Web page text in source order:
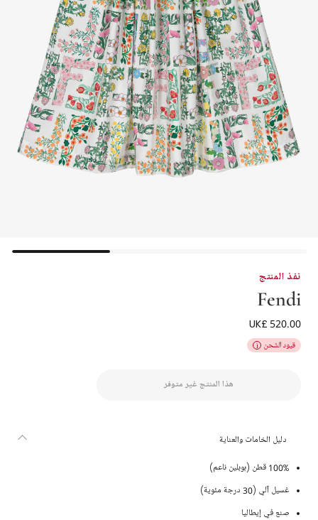
نفذ المنتج
Fendi
تنورة قطن بشعار FF وطبعة زهور للبنات
UK£ 520.00
قيود الشحن
هذا المنتج غير متوفر
دليل الخامات والعناية
100% قطن (بوبلين ناعم)
غسيل آلي (30 درجة مئوية)
صنع في إيطاليا